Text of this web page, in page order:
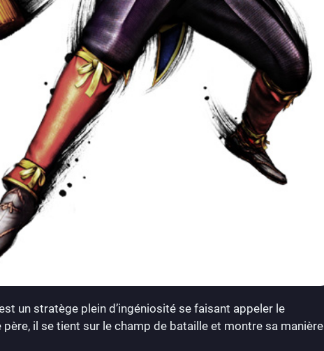
un stratège plein d’ingéniosité se faisant appeler le
il se tient sur le champ de bataille et montre sa manière